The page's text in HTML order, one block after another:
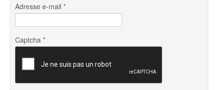
Adresse e-mail *
Captcha *